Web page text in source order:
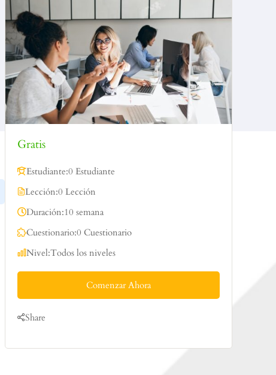
Gratis
Estudiante:0 Estudiante
Lección:0 Lección
Duración:10 semana
Cuestionario:0 Cuestionario
Nivel:Todos los niveles
Comenzar Ahora
Share